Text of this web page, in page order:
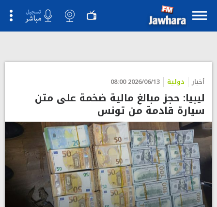
أخبار دولية 2026/06/13 08:00
ليبيا: حجز مبالغ مالية ضخمة على متن
سيارة قادمة من تونس